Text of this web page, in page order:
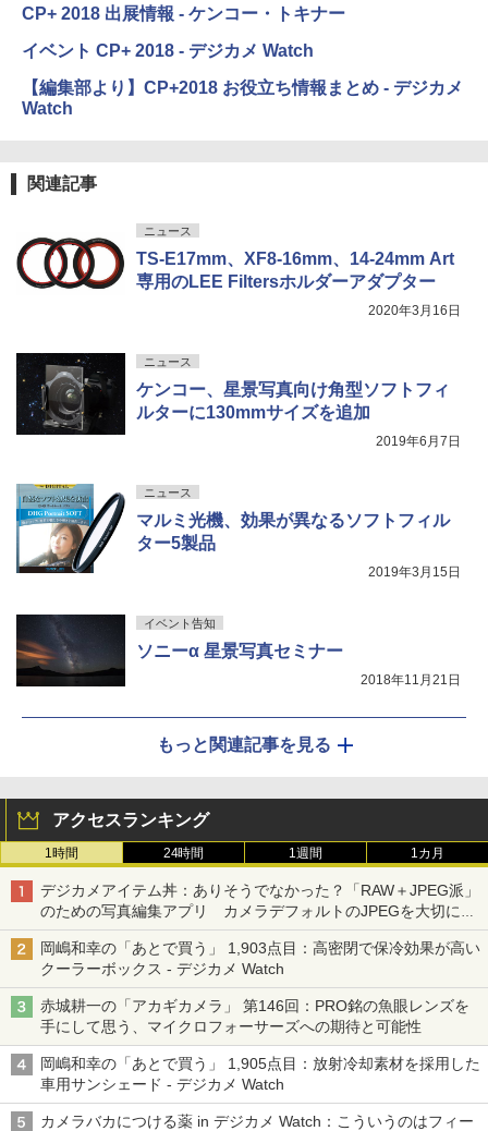
CP+ 2018 出展情報 - ケンコー・トキナー
イベント CP+ 2018 - デジカメ Watch
【編集部より】CP+2018 お役立ち情報まとめ - デジカメ
Watch
関連記事
ニュース
TS-E17mm、XF8-16mm、14-24mm Art
専用のLEE Filtersホルダーアダプター
2020年3月16日
ニュース
ケンコー、星景写真向け角型ソフトフィ
ルターに130mmサイズを追加
2019年6月7日
ニュース
マルミ光機、効果が異なるソフトフィル
ター5製品
2019年3月15日
イベント告知
ソニーα 星景写真セミナー
2018年11月21日
もっと関連記事を見る
アクセスランキング
1時間 24時間 1週間 1カ月
デジカメアイテム丼：ありそうでなかった？「RAW＋JPEG派」
のための写真編集アプリ カメラデフォルトのJPEGを大切にす
る「Filmator」
岡嶋和幸の「あとで買う」 1,903点目：高密閉で保冷効果が高い
クーラーボックス - デジカメ Watch
赤城耕一の「アカギカメラ」 第146回：PRO銘の魚眼レンズを
手にして思う、マイクロフォーサーズへの期待と可能性
岡嶋和幸の「あとで買う」 1,905点目：放射冷却素材を採用した
車用サンシェード - デジカメ Watch
カメラバカにつける薬 in デジカメ Watch：こういうのはフィー